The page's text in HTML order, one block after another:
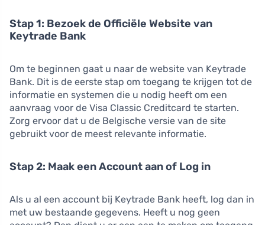
Stap 1: Bezoek de Officiële Website van
Keytrade Bank
Om te beginnen gaat u naar de website van Keytrade
Bank. Dit is de eerste stap om toegang te krijgen tot de
informatie en systemen die u nodig heeft om een
aanvraag voor de Visa Classic Creditcard te starten.
Zorg ervoor dat u de Belgische versie van de site
gebruikt voor de meest relevante informatie.
Stap 2: Maak een Account aan of Log in
Als u al een account bij Keytrade Bank heeft, log dan in
met uw bestaande gegevens. Heeft u nog geen